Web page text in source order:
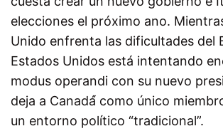
elecciones el próximo ano.
Unido enfrenta las dificultades del
Estados Unidos está intentando
modus operandi con su nuevo
deja a Canadá́ como único
un entorno político “tradicional”.